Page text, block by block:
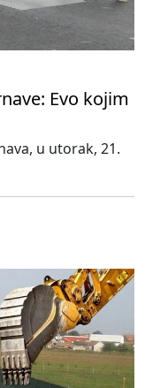
Evo kojim
u utorak, 21.